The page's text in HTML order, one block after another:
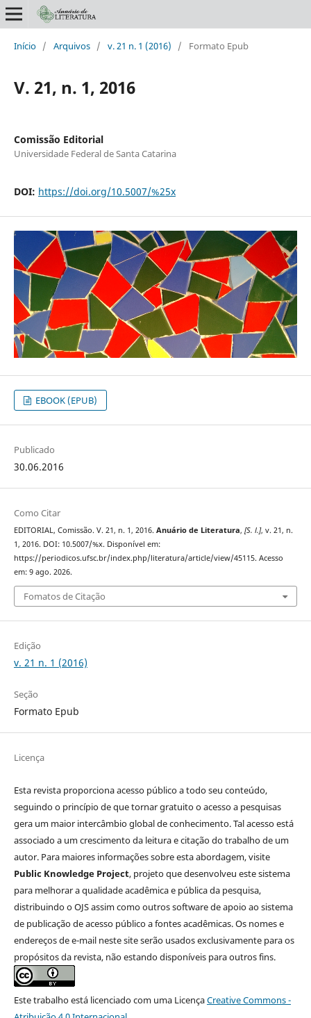
Início / Arquivos / v. 21 n. 1 (2016) / Formato Epub
V. 21, n. 1, 2016
Comissão Editorial
Universidade Federal de Santa Catarina
DOI: https://doi.org/10.5007/%25x
EBOOK (EPUB)
Publicado
30.06.2016
Como Citar
EDITORIAL, Comissão. V. 21, n. 1, 2016. Anuário de Literatura, [S. l.], v. 21, n.
1, 2016. DOI: 10.5007/%x. Disponível em:
https://periodicos.ufsc.br/index.php/literatura/article/view/45115. Acesso
em: 9 ago. 2026.
Fomatos de Citação
Edição
v. 21 n. 1 (2016)
Seção
Formato Epub
Licença
Esta revista proporciona acesso público a todo seu conteúdo,
seguindo o princípio de que tornar gratuito o acesso a pesquisas
gera um maior intercâmbio global de conhecimento. Tal acesso está
associado a um crescimento da leitura e citação do trabalho de um
autor. Para maiores informações sobre esta abordagem, visite
Public Knowledge Project, projeto que desenvolveu este sistema
para melhorar a qualidade acadêmica e pública da pesquisa,
distribuindo o OJS assim como outros software de apoio ao sistema
de publicação de acesso público a fontes acadêmicas. Os nomes e
endereços de e-mail neste site serão usados exclusivamente para os
propósitos da revista, não estando disponíveis para outros fins.
Este trabalho está licenciado com uma LicençaCreative Commons -